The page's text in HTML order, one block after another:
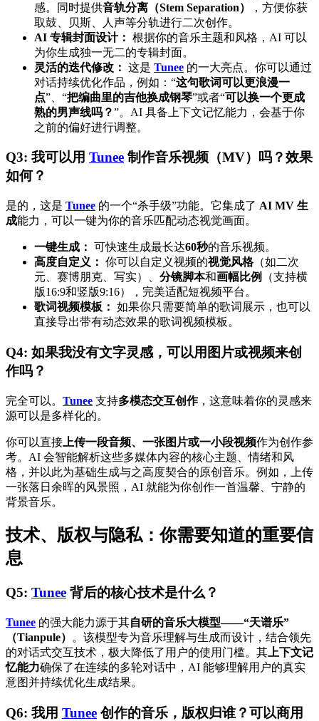
感。同时提供音轨分离（Stem Separation）
，方便你获
取鼓、贝斯、人声等分轨进行二次创作。
AI 专辑封面设计： 根据你的音乐主题和风格，AI 可以
为你生成独一无二的专辑封面。
灵活的迭代修改： 这是 Tunee 的一大亮点。你可以通过
对话持续优化作品，例如：“这句歌词可以更浪漫一
点”、“把编曲里的吉他换成钢琴”或者“可以换一个更成
熟的男声线吗？”。AI 具备上下文记忆能力，会基于你
之前的偏好进行调整。
Q3: 我可以用 Tunee 制作音乐视频（MV）吗？效果
如何？
是的，这是 Tunee 的一个“杀手级”功能。它集成了 AI MV 生
成能力，可以一键为你的音乐匹配动态视觉画面。
一键生成： 可快速生成最长达60秒的音乐视频。
高度自定义： 你可以自定义视频的视觉风格（如二次
元、赛博朋克、写实）、 分镜脚本和画幅比例
（支持横
版16:9和竖版9:16），完美适配短视频平台。
歌词视频模板： 如果你只需要简单的歌词展示，也可以
直接导出带有动态效果的歌词视频模板。
Q4: 如果我没有文字灵感，可以用图片或视频来创
作吗？
完全可以。 Tunee 支持多模态交互创作，这意味着你的灵感来
源可以是多样化的。
你可以直接 上传一段音频、一张图片或一小段视频作为创作参
考。AI 会智能解析这些多媒体内容的核心主题、情绪和风
格，并以此为基础生成与之高度契合的原创音乐。例如，上传
一张落日余晖的风景照，AI 就能为你创作一首温馨、宁静的
背景音乐。
技术、版权与隐私：你需要知道的重要信
息
Q5: Tunee 背后的核心技术是什么？
Tunee 的强大能力源于其自研的音乐大模型——“天谱乐”
（Tianpule）
。该模型专为音乐理解与生成而设计，结合领先
的对话式交互技术，极大降低了用户的使用门槛。其 上下文记
忆能力确保了在连续的多轮对话中，AI 能够理解用户的真实
意图并持续优化生成结果。
Q6: 我用 Tunee 创作的音乐，版权归谁？可以商用